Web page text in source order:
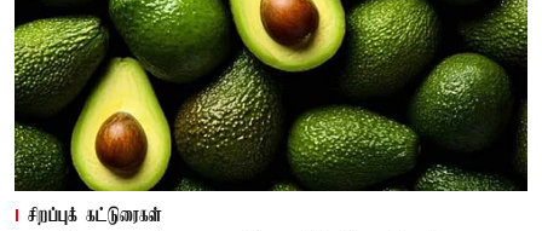
சிறப்புக் கட்டுரைகள்